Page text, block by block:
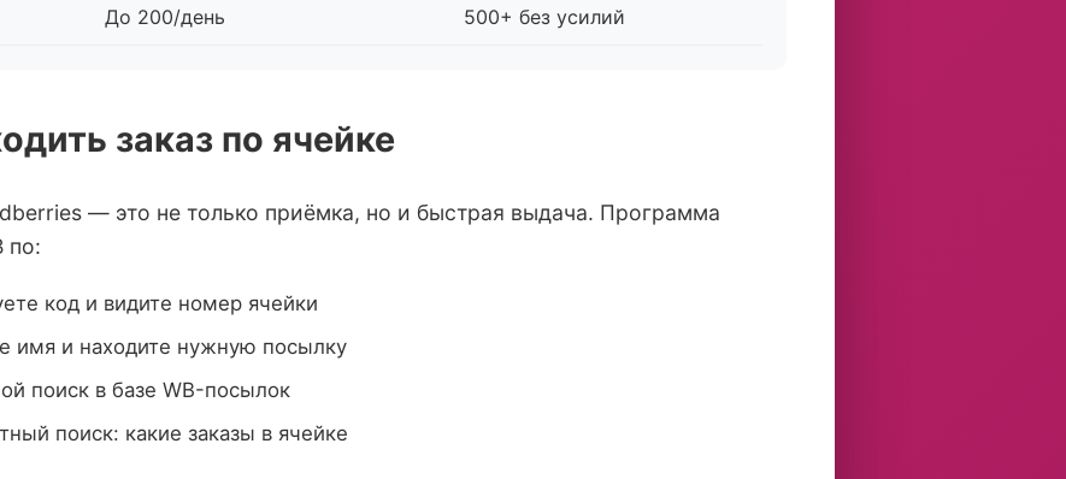
До 200/день 500+ без усилий
заказ по ячейке
— это не только приёмка, но и быстрая выдача. Программа
по:
код и видите номер ячейки
имя и находите нужную посылку
поиск в базе WB-посылок
поиск: какие заказы в ячейке